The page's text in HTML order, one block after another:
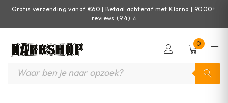
Gratis verzending vanaf €60 | Betaal achteraf met Klarna | 9000+
reviews (9.4) ⭐
0